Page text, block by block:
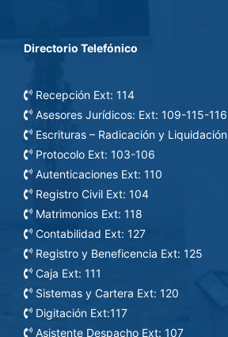
Directorio Telefónico
Recepción Ext: 114
Asesores Jurídicos: Ext: 109-115-
Escrituras – Radicación y
Protocolo Ext: 103-106
Autenticaciones Ext: 110
Registro Civil Ext: 104
Matrimonios Ext: 118
Contabilidad Ext: 127
Registro y Beneficencia Ext: 125
Caja Ext: 111
Sistemas y Cartera Ext: 120
Digitación Ext:117
Asistente Despacho Ext: 107